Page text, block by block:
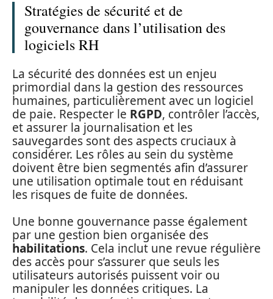
Stratégies de sécurité et de
gouvernance dans l’utilisation des
logiciels RH
La sécurité des données est un enjeu
primordial dans la gestion des ressources
humaines, particulièrement avec un logiciel
de paie. Respecter le RGPD, contrôler l’accès,
et assurer la journalisation et les
sauvegardes sont des aspects cruciaux à
considérer. Les rôles au sein du système
doivent être bien segmentés afin d’assurer
une utilisation optimale tout en réduisant
les risques de fuite de données.
Une bonne gouvernance passe également
par une gestion bien organisée des
habilitations. Cela inclut une revue régulière
des accès pour s’assurer que seuls les
utilisateurs autorisés puissent voir ou
manipuler les données critiques. La